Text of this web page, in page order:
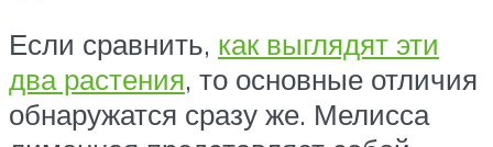
Если сравнить, как выглядят эти
два растения, то основные отличия
обнаружатся сразу же. Мелисса